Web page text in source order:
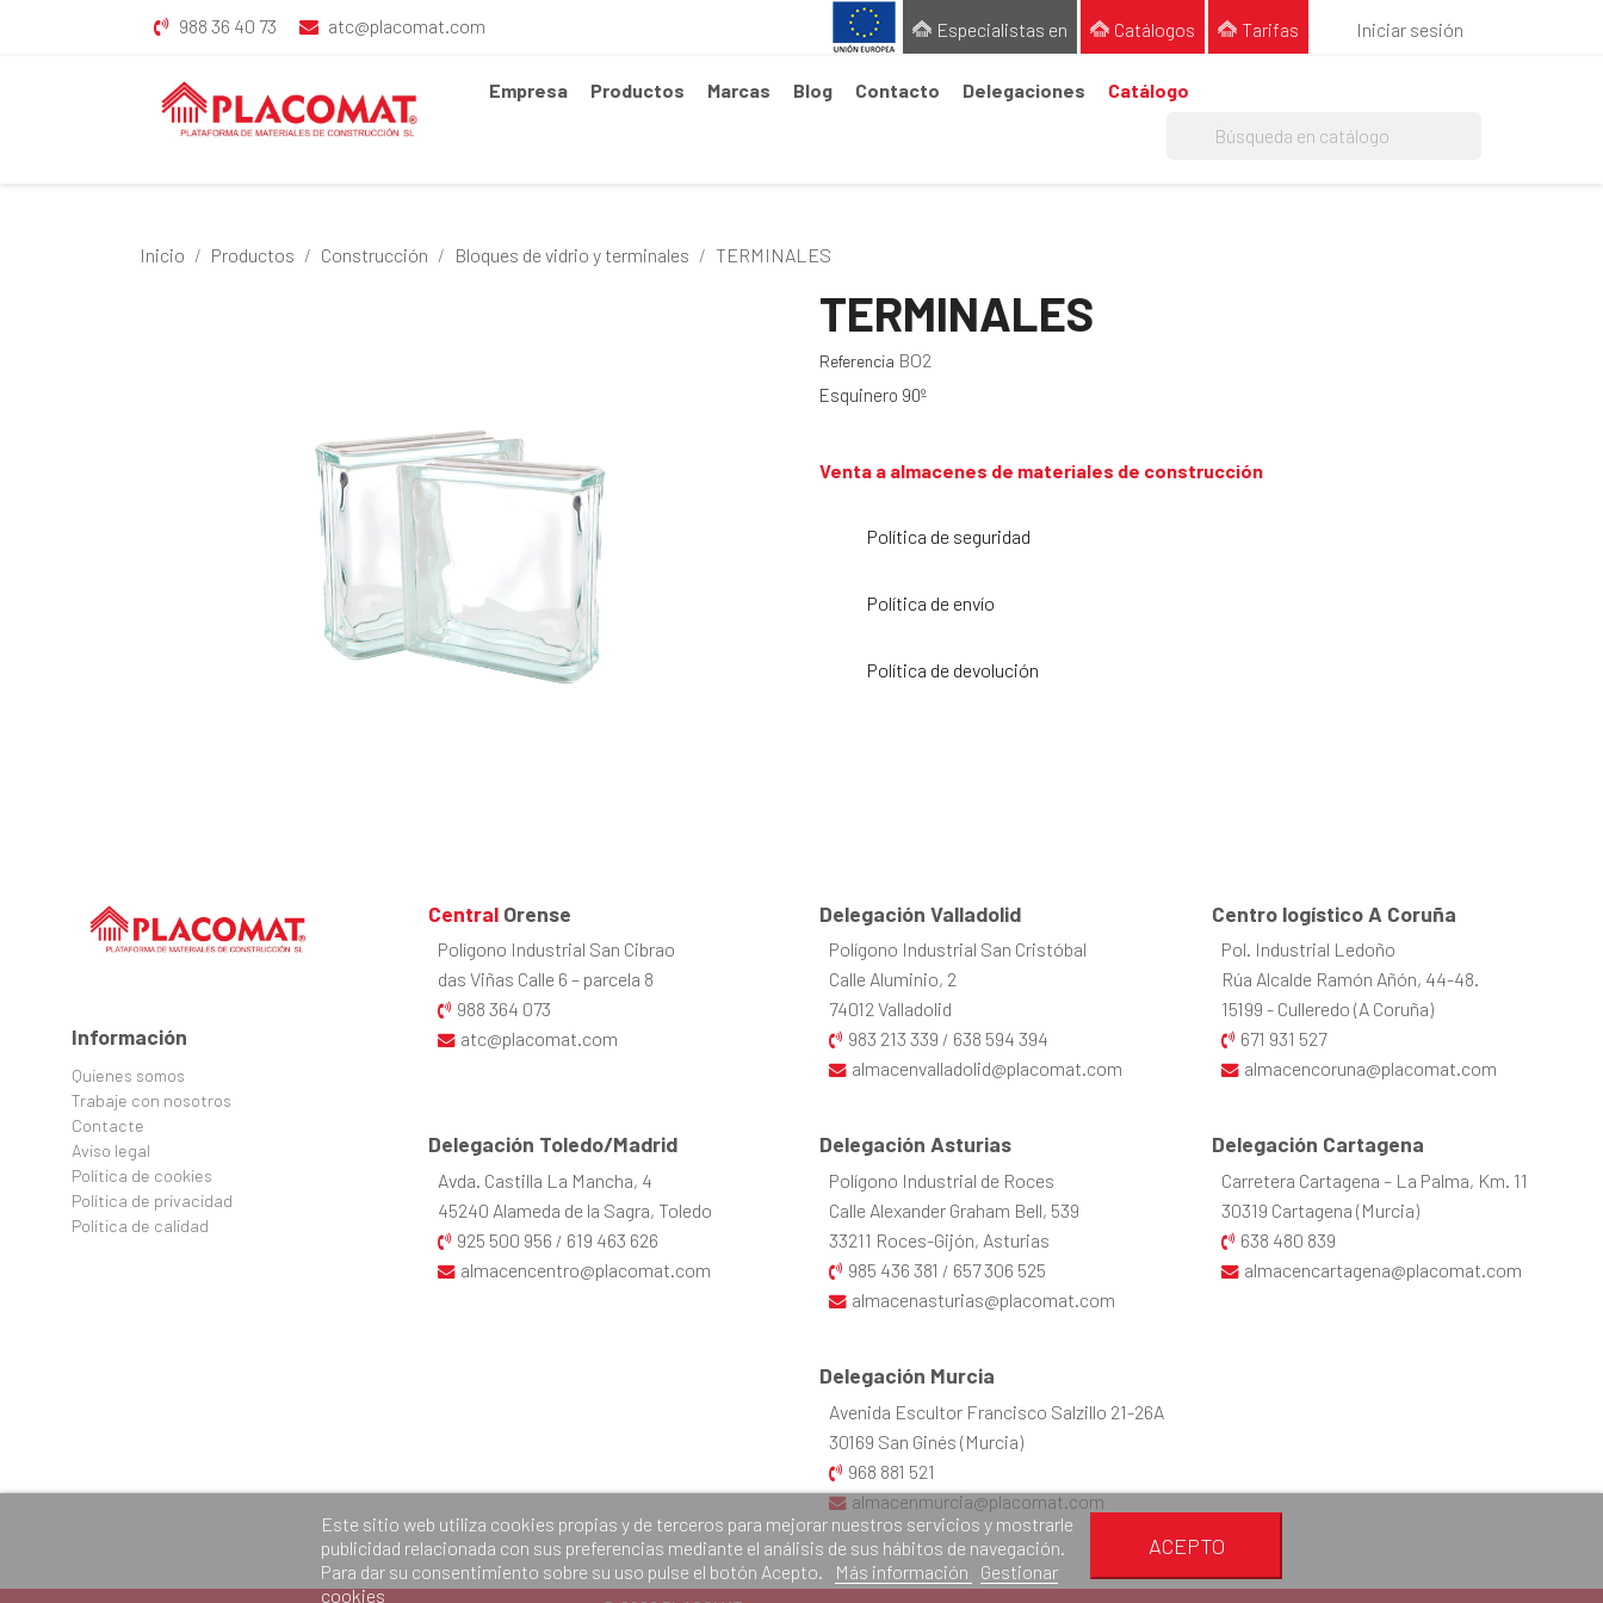
988 36 40 73 atc@placomat.com Especialistas en Catálogos Tarifas Iniciar sesión
Empresa Productos Marcas Blog Contacto Delegaciones Catálogo
Este sitio web utiliza cookies propias y de terceros para mejorar nuestros servicios y mostrarle
publicidad relacionada con sus preferencias mediante el análisis de sus hábitos de navegación.
Para dar su consentimiento sobre su uso pulse el botón Acepto.
Más información
Gestionar
cookies
ACEPTO
Inicio Productos Construcción Bloques de vidrio y terminales TERMINALES
TERMINALES
Referencia BO2
Esquinero 90º
Venta a almacenes de materiales de construcción
Política de seguridad
Política de envío
Política de devolución
Información
Quienes somos
Trabaje con nosotros
Contacte
Aviso legal
Política de cookies
Política de privacidad
Política de calidad
CentralOrense
Polígono Industrial San Cibrao
das Viñas Calle 6 – parcela 8
988 364 073
atc@placomat.com
Delegación Toledo/Madrid
Avda. Castilla La Mancha, 4
45240 Alameda de la Sagra, Toledo
925 500 956 / 619 463 626
almacencentro@placomat.com
Delegación Valladolid
Polígono Industrial San Cristóbal
Calle Aluminio, 2
74012 Valladolid
983 213 339 / 638 594 394
almacenvalladolid@placomat.com
Delegación Asturias
Polígono Industrial de Roces
Calle Alexander Graham Bell, 539
33211 Roces-Gijón, Asturias
985 436 381 / 657 306 525
almacenasturias@placomat.com
Delegación Murcia
Avenida Escultor Francisco Salzillo 21-26A
30169 San Ginés (Murcia)
968 881 521
almacenmurcia@placomat.com
Centro logístico A Coruña
Pol. Industrial Ledoño
Rúa Alcalde Ramón Añón, 44-48.
15199 - Culleredo (A Coruña)
671 931 527
almacencoruna@placomat.com
Delegación Cartagena
Carretera Cartagena – La Palma, Km. 11
30319 Cartagena (Murcia)
638 480 839
almacencartagena@placomat.com